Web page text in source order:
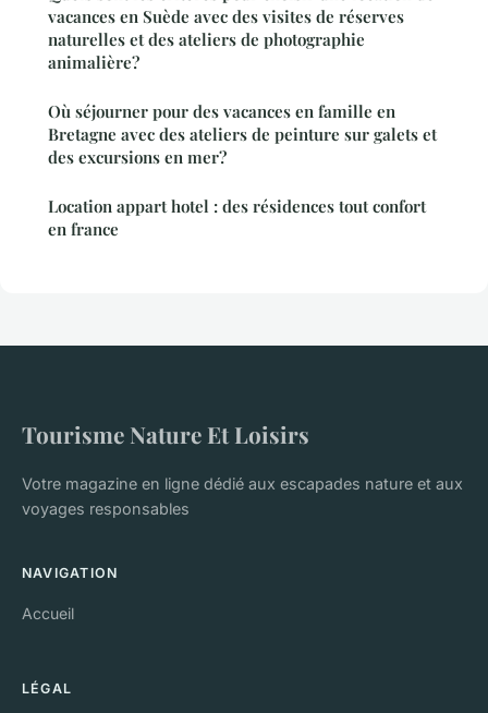
vacances en Suède avec des visites de réserves
naturelles et des ateliers de photographie
animalière?
Où séjourner pour des vacances en famille en
Bretagne avec des ateliers de peinture sur galets et
des excursions en mer?
Location appart hotel : des résidences tout confort
en france
Tourisme Nature Et Loisirs
Votre magazine en ligne dédié aux escapades nature et aux
voyages responsables
NAVIGATION
Accueil
LÉGAL